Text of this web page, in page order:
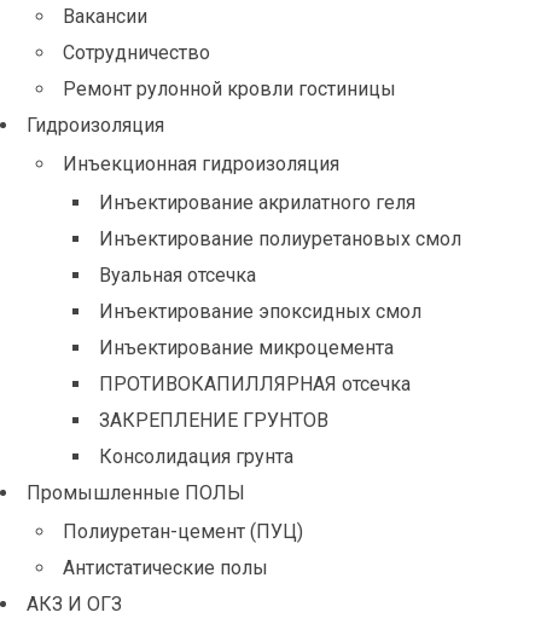
Вакансии
Сотрудничество
Ремонт рулонной кровли гостиницы
Гидроизоляция
Инъекционная гидроизоляция
Инъектирование акрилатного геля
Инъектирование полиуретановых смол
Вуальная отсечка
Инъектирование эпоксидных смол
Инъектирование микроцемента
ПРОТИВОКАПИЛЛЯРНАЯ отсечка
ЗАКРЕПЛЕНИЕ ГРУНТОВ
Консолидация грунта
Промышленные ПОЛЫ
Полиуретан-цемент (ПУЦ)
Антистатические полы
АКЗ И ОГЗ